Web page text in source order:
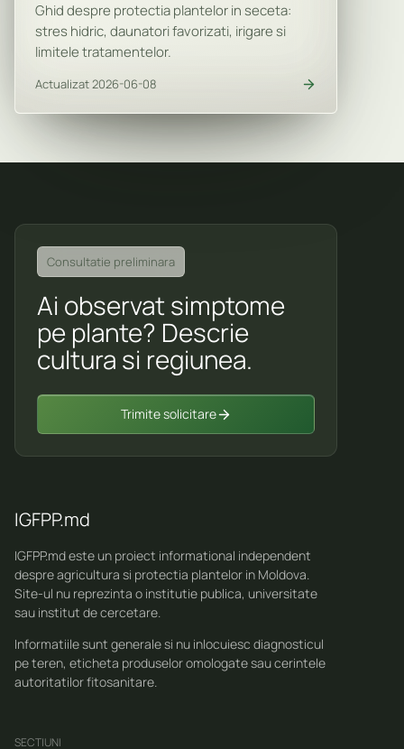
Ghid despre protectia plantelor in seceta:
stres hidric, daunatori favorizati, irigare si
limitele tratamentelor.
Actualizat 2026-06-08
Consultatie preliminara
Ai observat simptome
pe plante? Descrie
cultura si regiunea.
Trimite solicitare
IGFPP.md
IGFPP.md este un proiect informational independent
despre agricultura si protectia plantelor in Moldova.
Site-ul nu reprezinta o institutie publica, universitate
sau institut de cercetare.
Informatiile sunt generale si nu inlocuiesc diagnosticul
pe teren, eticheta produselor omologate sau cerintele
autoritatilor fitosanitare.
SECTIUNI